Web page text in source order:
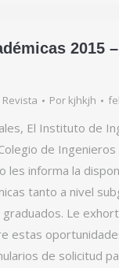
2015
Revista Por kjhkjh
El Instituto de
de
les informa la
tanto a nivel
Le
estas
de solicitud